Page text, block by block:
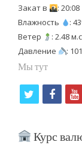
Закат в
: 20:08
Влажность
:
Ветер
: 2.48
Давление
:
Мы тут
i
f
c
y
Курс